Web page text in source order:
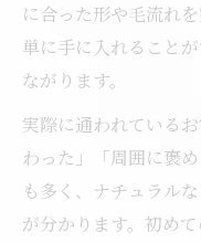
に合った形や毛流れ
単に手に入れること
ながります。
実際に通われている
わった」「周囲に褒
も多く、ナチュラル
が分かります。初め